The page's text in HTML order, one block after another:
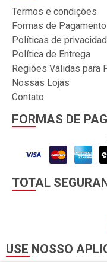
Termos e condições
Formas de Pagamento
Políticas de
Política de Entrega
Regiões Válidas para
Nossas Lojas
Contato
FORMAS DE
TOTAL
USE NOSSO